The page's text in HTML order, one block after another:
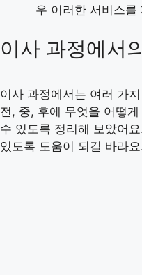
우 이러한 서비스를
이사 과정에서
이사 과정에서는 여러 가
전, 중, 후에 무엇을 어떻
수 있도록 정리해 보았어
있도록 도움이 되길 바라